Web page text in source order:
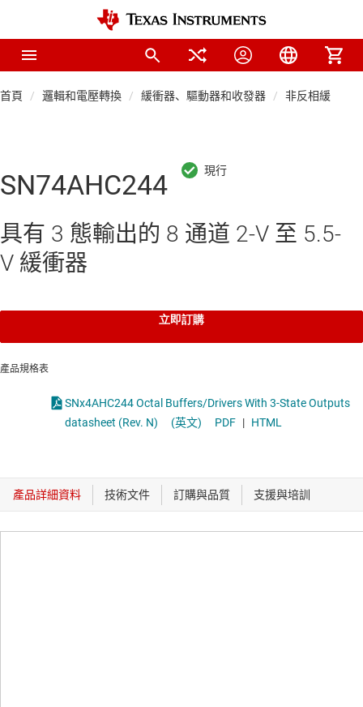
首頁 邏輯和電壓轉換 緩衝器、驅動器和收發器 非反相緩衝器
SN74AHC244
具有 3 態輸出的 8 通道 2-V 至 5.5-
V 緩衝器
立即訂購
產品規格表
SNx4AHC244 Octal Buffers/Drivers With 3-State Outputs
datasheet (Rev. N)
(英文) PDF | HTML